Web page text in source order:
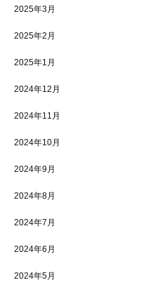
2025年3月
2025年2月
2025年1月
2024年12月
2024年11月
2024年10月
2024年9月
2024年8月
2024年7月
2024年6月
2024年5月